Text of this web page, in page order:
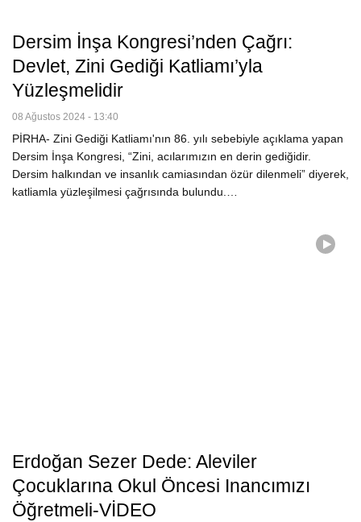
Dersim İnşa Kongresi’nden Çağrı:
Devlet, Zini Gediği Katliamı’yla
Yüzleşmelidir
08 Ağustos 2024 - 13:40
PİRHA- Zini Gediği Katliamı'nın 86. yılı sebebiyle açıklama yapan
Dersim İnşa Kongresi, “Zini, acılarımızın en derin gediğidir.
Dersim halkından ve insanlık camiasından özür dilenmeli” diyerek,
katliamla yüzleşilmesi çağrısında bulundu.…
Erdoğan Sezer Dede: Aleviler
Çocuklarına Okul Öncesi Inancımızı
Öğretmeli-VİDEO